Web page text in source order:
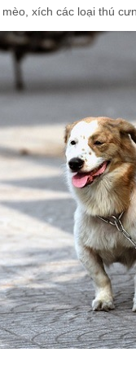
xích các loại thú